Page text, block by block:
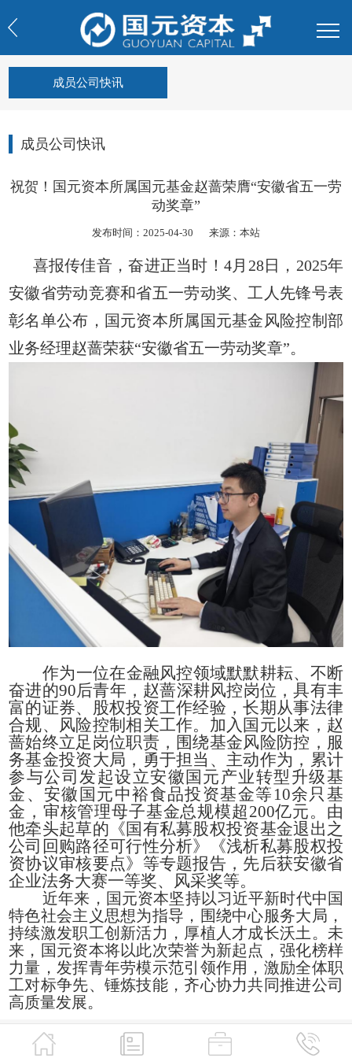
成员公司快讯
成员公司快讯
祝贺！国元资本所属国元基金赵蔷荣膺“安徽省五一劳
动奖章”
发布时间：2025-04-30 来源：本站
喜报传佳音，奋进正当时！4月28日，2025年
安徽省劳动竞赛和省五一劳动奖、工人先锋号表
彰名单公布，国元资本所属国元基金风险控制部
业务经理赵蔷荣获“安徽省五一劳动奖章”。
作为一位在金融风控领域默默耕耘、不断
奋进的90后青年，赵蔷深耕风控岗位，具有丰
富的证券、股权投资工作经验，长期从事法律
合规、风险控制相关工作。加入国元以来，赵
蔷始终立足岗位职责，围绕基金风险防控，服
务基金投资大局，勇于担当、主动作为，累计
参与公司发起设立安徽国元产业转型升级基
金、安徽国元中裕食品投资基金等10余只基
金，审核管理母子基金总规模超200亿元。由
他牵头起草的《国有私募股权投资基金退出之
公司回购路径可行性分析》《浅析私募股权投
资协议审核要点》等专题报告，先后获安徽省
企业法务大赛一等奖、风采奖等。
近年来，国元资本坚持以习近平新时代中国
特色社会主义思想为指导，围绕中心服务大局，
持续激发职工创新活力，厚植人才成长沃土。未
来，国元资本将以此次荣誉为新起点，强化榜样
力量，发挥青年劳模示范引领作用，激励全体职
工对标争先、锤炼技能，齐心协力共同推进公司
高质量发展。